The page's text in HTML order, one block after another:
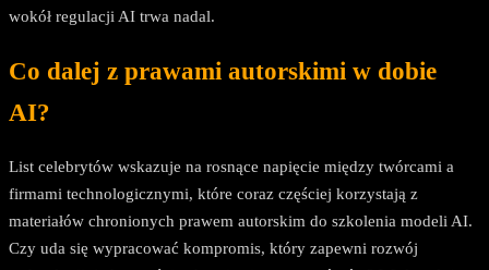
wokół regulacji AI trwa nadal.
Co dalej z prawami autorskimi w dobie
AI?
List celebrytów wskazuje na rosnące napięcie między twórcami a
firmami technologicznymi, które coraz częściej korzystają z
materiałów chronionych prawem autorskim do szkolenia modeli AI.
Czy uda się wypracować kompromis, który zapewni rozwój